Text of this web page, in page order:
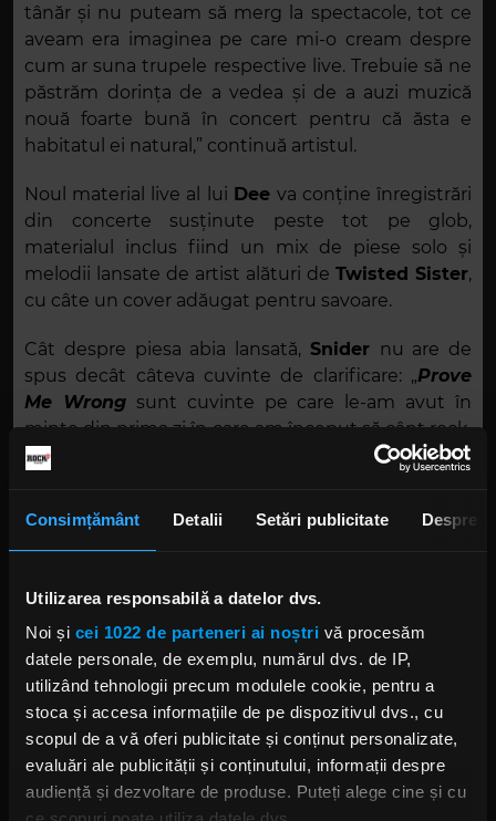
Consimțământ Detalii Setări publicitate Despre
Utilizarea responsabilă a datelor dvs.
Noi și cei 1022 de parteneri ai noștri vă procesăm
datele personale, de exemplu, numărul dvs. de IP,
utilizând tehnologii precum modulele cookie, pentru a
stoca și accesa informațiile de pe dispozitivul dvs., cu
scopul de a vă oferi publicitate și conținut personalizate,
evaluări ale publicității și conținutului, informații despre
audiență și dezvoltare de produse. Puteți alege cine și cu
tânăr și nu puteam să merg la spectacole, tot ce
aveam era imaginea pe care mi-o cream despre
cum ar suna trupele respective live. Trebuie să ne
păstrăm dorința de a vedea și de a auzi muzică
nouă foarte bună în concert pentru că ăsta e
habitatul ei natural,” continuă artistul.
Noul material live al lui Dee va conține înregistrări
din concerte susținute peste tot pe glob,
materialul inclus fiind un mix de piese solo și
melodii lansate de artist alături de Twisted Sister,
cu câte un cover adăugat pentru savoare.
Cât despre piesa abia lansată, Snider nu are de
spus decât câteva cuvinte de clarificare: „Prove
Me Wrongsunt cuvinte pe care le-am avut în
minte din prima zi în care am început să cânt rock.
Eram foarte revoltat și am provocat lumea să mă
cariera mea, m-am gândit să le spun tuturor ce m-
a făcut să continui toți anii ăștia. Demonstrați-mi
Captură ecran